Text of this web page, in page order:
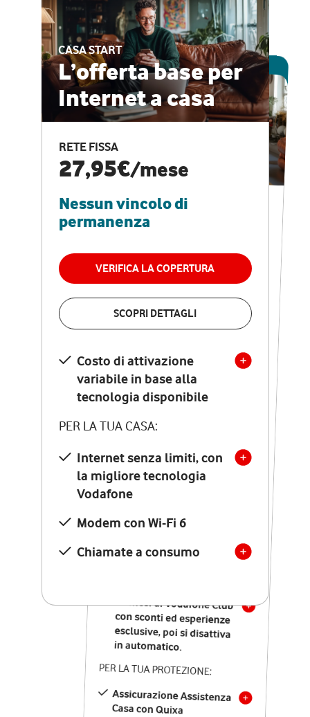
CASA START
L’offerta base per
Internet a casa
RETE FISSA
27,95€/mese
Nessun vincolo di
permanenza
VERIFICA LA COPERTURA
SCOPRI DETTAGLI
Costo di attivazione
variabile in base alla
tecnologia disponibile
PER LA TUA CASA:
Internet senza limiti, con
la migliore tecnologia
Vodafone
Modem con Wi-Fi 6
Chiamate a consumo
ESCLUSIVA ONLINE
CASA PRO
Internet veloce e
vantaggi speciali
RETE FISSA + VODAFONE CLUB
29,95€
permanenza
VERIFICA LA COPERTURA
Costo di attivazione
variabile in base alla
tecnologia disponibile
PER LA TUA CASA:
Internet senza limiti, con
la migliore tecnologia
Vodafone
Modem Seven con Wi-Fi 7
Chiamate illimitate verso
numeri fissi e mobili
nazionali
12 mesi di Vodafone Club
con sconti ed esperienze
esclusive, poi si disattiva
in automatico.
PER LA TUA PROTEZIONE:
Assicurazione Assistenza
Casa con Quixa